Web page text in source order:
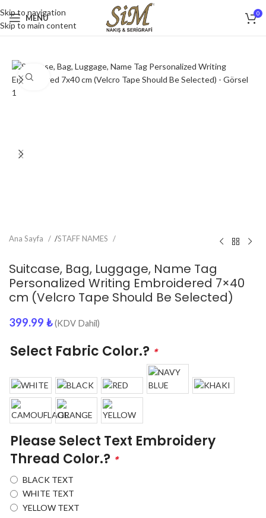
Skip to navigation
Skip to main content
MENU 0
Click to enlarge
Ana Sayfa /STAFF NAMES
Suitcase, Bag, Luggage, Name Tag
Personalized Writing Embroidered 7×40
cm (Velcro Tape Should Be Selected)
399.99 ₺ (KDV Dahil)
Select Fabric Color.? *
Please Select Text Embroidery
Thread Color.? *
BLACK TEXT
WHITE TEXT
YELLOW TEXT